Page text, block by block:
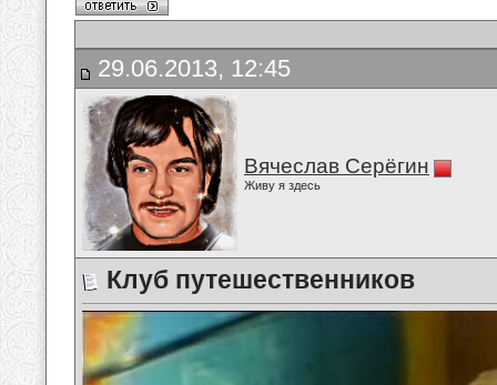
29.06.2013, 12:45
Вячеслав Серёгин
Живу я здесь
Клуб путешественников